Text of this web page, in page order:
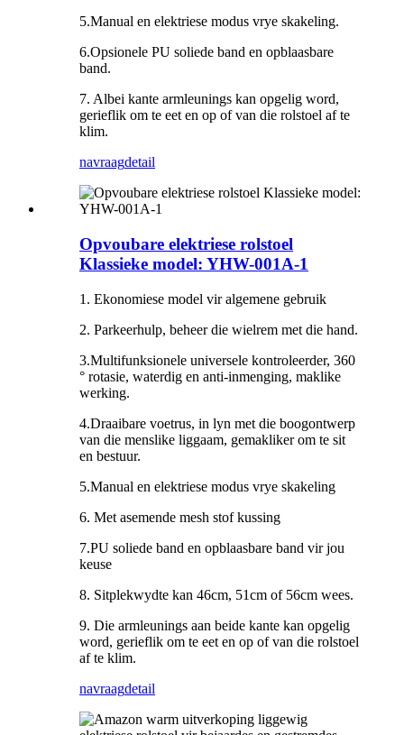
5.Manual en elektriese modus vrye skakeling.
6.Opsionele PU soliede band en opblaasbare
band.
7. Albei kante armleunings kan opgelig word,
gerieflik om te eet en op of van die rolstoel af te
klim.
navraagdetail
Opvoubare elektriese rolstoel
Klassieke model: YHW-001A-1
1. Ekonomiese model vir algemene gebruik
2. Parkeerhulp, beheer die wielrem met die hand.
3.Multifunksionele universele kontroleerder, 360
° rotasie, waterdig en anti-inmenging, maklike
werking.
4.Draaibare voetrus, in lyn met die boogontwerp
van die menslike liggaam, gemakliker om te sit
en bestuur.
5.Manual en elektriese modus vrye skakeling
6. Met asemende mesh stof kussing
7.PU soliede band en opblaasbare band vir jou
keuse
8. Sitplekwydte kan 46cm, 51cm of 56cm wees.
9. Die armleunings aan beide kante kan opgelig
word, gerieflik om te eet en op of van die rolstoel
af te klim.
navraagdetail